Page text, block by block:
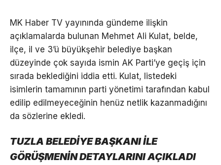
MK Haber TV yayınında gündeme ilişkin
açıklamalarda bulunan Mehmet Ali Kulat, belde,
ilçe, il ve 3’ü büyükşehir belediye başkan
düzeyinde çok sayıda ismin AK Parti’ye geçiş için
sırada beklediğini iddia etti. Kulat, listedeki
isimlerin tamamının parti yönetimi tarafından kabul
edilip edilmeyeceğinin henüz netlik kazanmadığını
da sözlerine ekledi.
TUZLA BELEDİYE BAŞKANI İLE
GÖRÜŞMENİN DETAYLARINI AÇIKLADI